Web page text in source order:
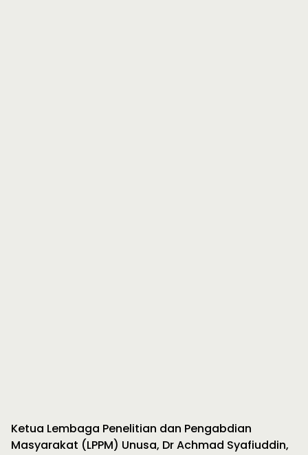
Ketua Lembaga Penelitian dan Pengabdian
Masyarakat (LPPM) Unusa, Dr Achmad Syafiuddin,